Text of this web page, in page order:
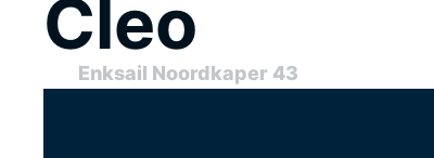
Sossego Yachts
Cleo
Enksail Noordkaper 43